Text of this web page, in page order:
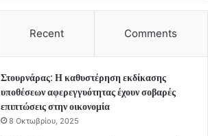
Recent Comments
Στουρνάρας: Η καθυστέρηση εκδίκασης
υποθέσεων αφερεγγυότητας έχουν σοβαρές
επιπτώσεις στην οικονομία
8 Οκτωβρίου, 2025